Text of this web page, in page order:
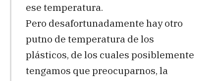
ese temperatura.
Pero desafortunadamente hay otro
putno de temperatura de los
plásticos, de los cuales posiblemente
tengamos que preocuparnos, la